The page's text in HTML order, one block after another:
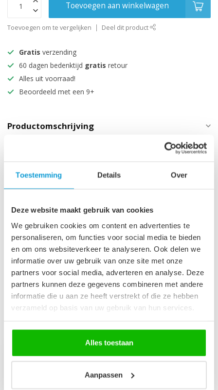
Toestemming Details Over
Deze website maakt gebruik van cookies
We gebruiken cookies om content en advertenties te
personaliseren, om functies voor social media te bieden
en om ons websiteverkeer te analyseren. Ook delen we
informatie over uw gebruik van onze site met onze
partners voor social media, adverteren en analyse. Deze
partners kunnen deze gegevens combineren met andere
informatie die u aan ze heeft verstrekt of die ze hebben
verzameld op basis van uw gebruik van hun services.
Alles toestaan
Aanpassen
Toevoegen aan winkelwagen
Toevoegen om te vergelijken Deel dit product
Gratis verzending
60 dagen bedenktijd gratis retour
Alles uit voorraad!
Beoordeeld met een 9+
Productomschrijving
Maak je aankoop compleet
Badkamerkast Thermis 40 x
30 x 150 cm - mat zwart
Op voorraad
€279,00
Wastafelkraan Cody - zwart
Op voorraad
€64,95